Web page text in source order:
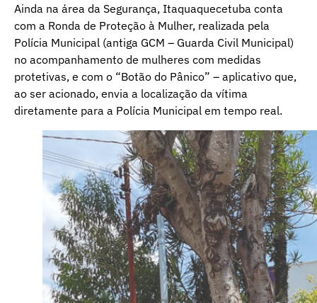
Ainda na área da Segurança, Itaquaquecetuba conta
com a Ronda de Proteção à Mulher, realizada pela
Polícia Municipal (antiga GCM – Guarda Civil Municipal)
no acompanhamento de mulheres com medidas
protetivas, e com o “Botão do Pânico” – aplicativo que,
ao ser acionado, envia a localização da vítima
diretamente para a Polícia Municipal em tempo real.